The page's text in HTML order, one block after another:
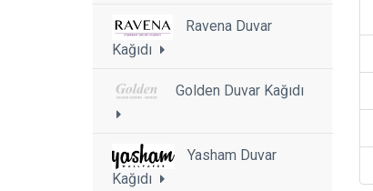
Ravena Duvar
Kağıdı
Golden Duvar Kağıdı
Yasham Duvar
Kağıdı